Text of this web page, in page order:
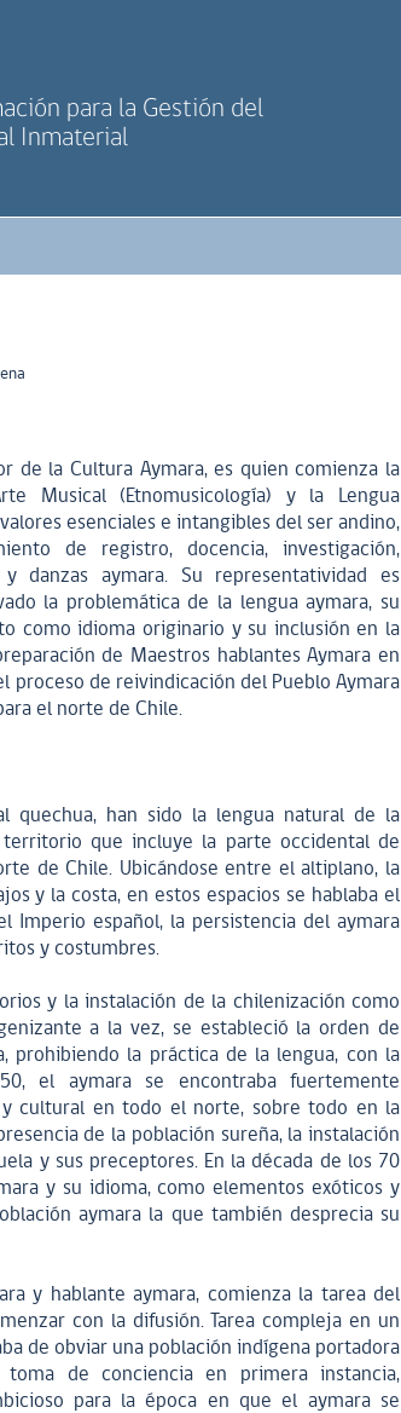
para la Gestión del
Inmaterial
de la Cultura Aymara, es quien comienza la
Musical (Etnomusicología) y la Lengua
esenciales e intangibles del ser andino,
de registro, docencia, investigación,
danzas aymara. Su representatividad es
la problemática de la lengua aymara, su
como idioma originario y su inclusión en la
de Maestros hablantes Aymara en
proceso de reivindicación del Pueblo Aymara
el norte de Chile.
quechua, han sido la lengua natural de la
que incluye la parte occidental de
de Chile. Ubicándose entre el altiplano, la
y la costa, en estos espacios se hablaba el
Imperio español, la persistencia del aymara
y costumbres.
y la instalación de la chilenización como
a la vez, se estableció la orden de
prohibiendo la práctica de la lengua, con la
el aymara se encontraba fuertemente
cultural en todo el norte, sobre todo en la
de la población sureña, la instalación
y sus preceptores. En la década de los 70
y su idioma, como elementos exóticos y
aymara la que también desprecia su
y hablante aymara, comienza la tarea del
con la difusión. Tarea compleja en un
de obviar una población indígena portadora
de conciencia en primera instancia,
para la época en que el aymara se